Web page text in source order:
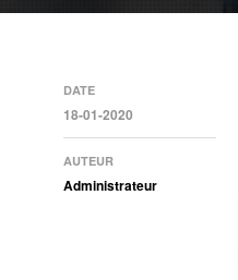
DATE
18-01-2020
AUTEUR
Administrateur